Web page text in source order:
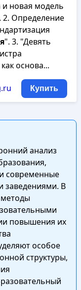
новая модель
2. Определение
". 3. "Девять
основа...
Купить
анализ
современные
заведениями. В
повышения их
особое
структуры,